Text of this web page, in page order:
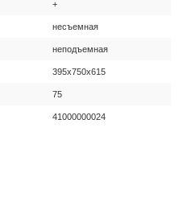
+
несъемная
неподъемная
395х750х615
75
41000000024